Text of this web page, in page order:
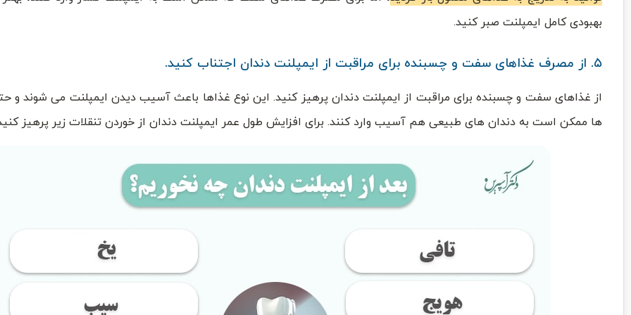
بهبودی کامل ایمپلنت صبر کنید.
۵. از مصرف غذاهای سفت و چسبنده برای مراقبت از ایمپلنت دندان اجتناب کنید.
از غذاهای سفت و چسبنده برای مراقبت از ایمپلنت دندان پرهیز کنید. این نوع غذاها باعث آسیب دیدن ایمپلنت می شوند و
ها ممکن است به دندان ‌های طبیعی هم آسیب وارد کنند. برای افزایش طول عمر ایمپلنت دندان از خوردن تنقلات زیر پرهیز